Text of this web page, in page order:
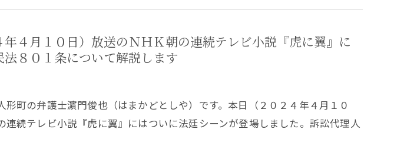
４月１０日）放送のＮＨＫ朝の連続テレビ小説『虎に翼』に
８０１条について解説します
形町の弁護士濵門俊也（はまかどとしや）です。本日（２０２４年４月１０
連続テレビ小説『虎に翼』にはついに法廷シーンが登場しました。訴訟代理人